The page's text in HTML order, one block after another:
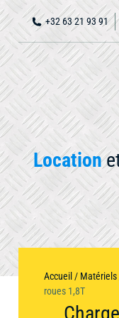
+32 63 21 93 91
Location
Accueil
propos
Accueil / Matériels
roues 1,8T